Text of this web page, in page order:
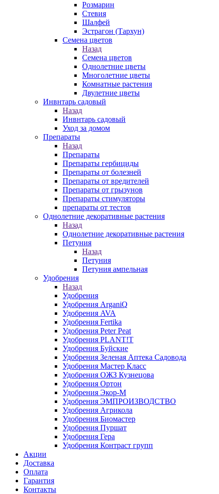
Розмарин
Стевия
Шалфей
Эстрагон (Тархун)
Семена цветов
Назад
Семена цветов
Однолетние цветы
Многолетние цветы
Комнатные растения
Двулетние цветы
Инвнтарь садовый
Назад
Инвнтарь садовый
Уход за домом
Препараты
Назад
Препараты
Препараты гербициды
Препараты от болезней
Препараты от вредителей
Препараты от грызунов
Препараты стимуляторы
препараты от тестов
Однолетние декоративные растения
Назад
Однолетние декоративные растения
Петуния
Назад
Петуния
Петуния ампельная
Удобрения
Назад
Удобрения
Удобрения ArganiQ
Удобрения AVA
Удобрения Fertika
Удобрения Peter Peat
Удобрения PLANT!T
Удобрения Буйские
Удобрения Зеленая Аптека Садовода
Удобрения Мастер Класс
Удобрения ОЖЗ Кузнецова
Удобрения Ортон
Удобрения Экор-М
Удобрения ЭМПРОИЗВОДСТВО
Удобрения Агрикола
Удобрения Биомастер
Удобрения Пуршат
Удобрения Гера
Удобрения Контраст групп
Акции
Доставка
Оплата
Гарантия
Контакты